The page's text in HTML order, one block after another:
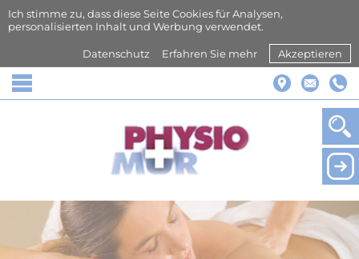
Ich stimme zu, dass diese Seite Cookies für Analysen,
personalisierten Inhalt und Werbung verwendet.
Datenschutz Erfahren Sie mehr Akzeptieren
☰